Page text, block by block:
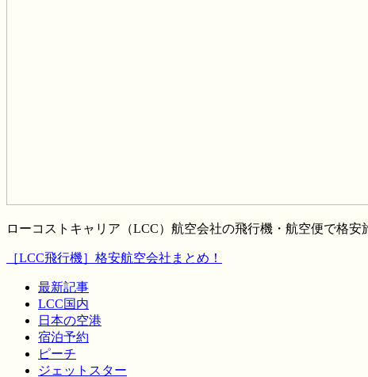
ローコストキャリア（LCC）航空会社の飛行機・航空便で格
［LCC飛行機］格安航空会社まとめ！
最新記事
LCC国内
日本の空港
宿泊予約
ピーチ
ジェットスター